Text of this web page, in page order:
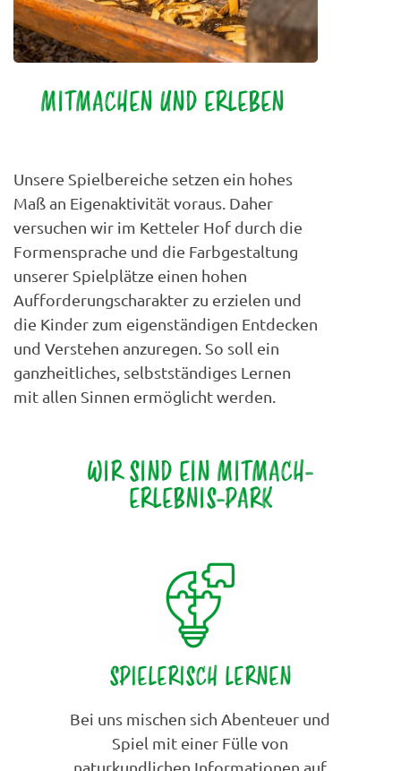
MITMACHEN UND ERLEBEN
Unsere Spielbereiche setzen ein hohes
Maß an Eigenaktivität voraus. Daher
versuchen wir im Ketteler Hof durch die
Formensprache und die Farbgestaltung
unserer Spielplätze einen hohen
Aufforderungscharakter zu erzielen und
die Kinder zum eigenständigen Entdecken
und Verstehen anzuregen. So soll ein
ganzheitliches, selbstständiges Lernen
mit allen Sinnen ermöglicht werden.
WIR SIND EIN MITMACH-
ERLEBNIS-PARK
SPIELERISCH LERNEN
Bei uns mischen sich Abenteuer und
Spiel mit einer Fülle von
naturkundlichen Informationen auf